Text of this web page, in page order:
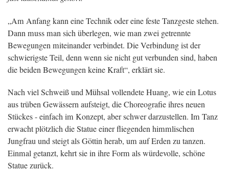
„Am Anfang kann eine Technik oder eine feste Tanzgeste stehen.
Dann muss man sich überlegen, wie man zwei getrennte
Bewegungen miteinander verbindet. Die Verbindung ist der
schwierigste Teil, denn wenn sie nicht gut verbunden sind, haben
die beiden Bewegungen keine Kraft“, erklärt sie.
Nach viel Schweiß und Mühsal vollendete Huang, wie ein Lotus
aus trüben Gewässern aufsteigt, die Choreografie ihres neuen
Stückes - einfach im Konzept, aber schwer darzustellen. Im Tanz
erwacht plötzlich die Statue einer fliegenden himmlischen
Jungfrau und steigt als Göttin herab, um auf Erden zu tanzen.
Einmal getanzt, kehrt sie in ihre Form als würdevolle, schöne
Statue zurück.